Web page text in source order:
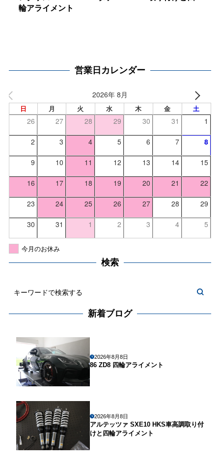
輪アライメント
営業日カレンダー
2026年 8月
日 月 火 水 木 金 土
26 27 28 29 30 31 1
2 3 4 5 6 7 8
9 10 11 12 13 14 15
16 17 18 19 20 21 22
23 24 25 26 27 28 29
30 31 1 2 3 4 5
今月のお休み
検索
新着ブログ
2026年8月8日
86 ZD8 四輪アライメント
2026年8月8日
アルテッツァ SXE10 HKS車高調取り付
けと四輪アライメント